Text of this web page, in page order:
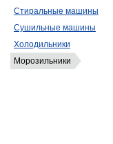
Стиральные машины
Сушильные машины
Холодильники
Морозильники